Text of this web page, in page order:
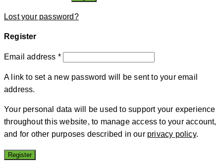
Lost your password?
Register
Email address *
A link to set a new password will be sent to your email
address.
Your personal data will be used to support your experience
throughout this website, to manage access to your account,
and for other purposes described in our privacy policy.
Register